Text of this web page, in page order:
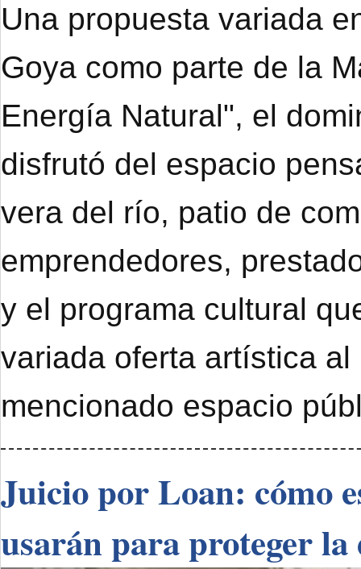
Una propuesta variada
Goya como parte de la
Energía Natural", el
disfrutó del espacio
vera del río, patio de
emprendedores,
y el programa cultural
variada oferta artística
mencionado espacio
Juicio por Loan: cómo
usarán para proteger